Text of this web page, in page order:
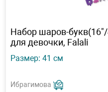
Набор шаров-
для девочки, Falali
Размер: 41 см
Ибрагимова